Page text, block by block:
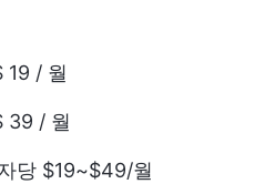
19 / 월
39 / 월
당 $19~$49/월